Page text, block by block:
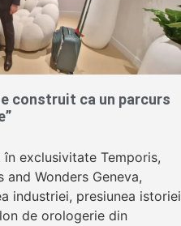
construit ca un parcurs
exclusivitate Temporis,
and Wonders Geneva,
industriei, presiunea istoriei
de orologerie din